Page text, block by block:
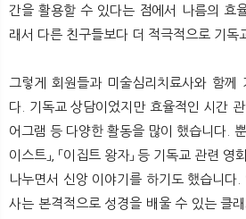
간을 활용할 수 있다는 점에서 나름의 효
래서 다른 친구들보다 더 적극적으로 기독
그렇게 회원들과 미술심리치료사와 함께
다. 기독교 상담이었지만 효율적인 시간
어그램 등 다양한 활동을 많이 했습니다.
이스트」, 「이집트 왕자」 등 기독교 관련
나누면서 신앙 이야기를 하기도 했습니다
사는 본격적으로 성경을 배울 수 있는 클